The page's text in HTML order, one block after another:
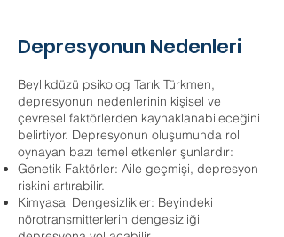
Depresyonun Nedenleri
Beylikdüzü psikolog Tarık Türkmen,
depresyonun nedenlerinin kişisel ve
çevresel faktörlerden kaynaklanabileceğini
belirtiyor. Depresyonun oluşumunda rol
oynayan bazı temel etkenler şunlardır:
Genetik Faktörler: Aile geçmişi, depresyon
riskini artırabilir.
Kimyasal Dengesizlikler: Beyindeki
nörotransmitterlerin dengesizliği